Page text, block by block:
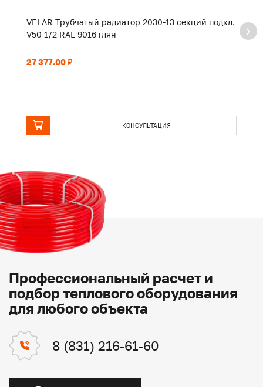
VELAR Трубчатый радиатор 2030-13 секций подкл.
V50 1/2 RAL 9016 глян
27 377.00 ₽
КОНСУЛЬТАЦИЯ
Профессиональный расчет и
подбор теплового оборудования
для любого объекта
8 (831) 216-61-60